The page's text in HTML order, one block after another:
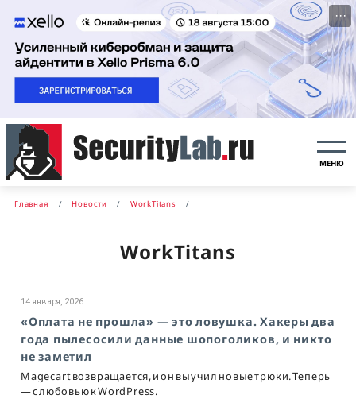
···
МЕНЮ
Главная Новости WorkTitans
WorkTitans
14 января, 2026
«Оплата не прошла» — это ловушка. Хакеры два
года пылесосили данные шопоголиков, и никто
не заметил
Magecart возвращается, и он выучил новые трюки. Теперь
— с любовью к WordPress.